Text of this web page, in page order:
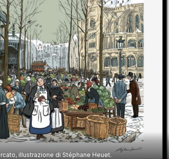
illustrazione di Stéphane Heuet.